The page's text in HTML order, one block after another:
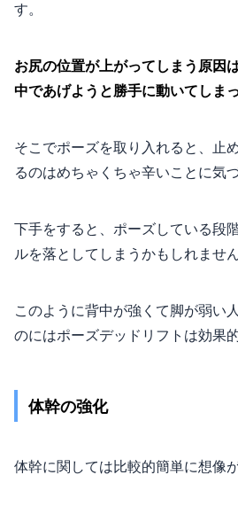
す。
お尻の位置が上がってしまう原因
中であげようと勝手に動いてしま
そこでポーズを取り入れると、止
るのはめちゃくちゃ辛いことに気づ
下手をすると、ポーズしている段
ルを落としてしまうかもしれません
このように背中が強くて脚が弱い
のにはポーズデッドリフトは効果的
体幹の強化
体幹に関しては比較的簡単に想像